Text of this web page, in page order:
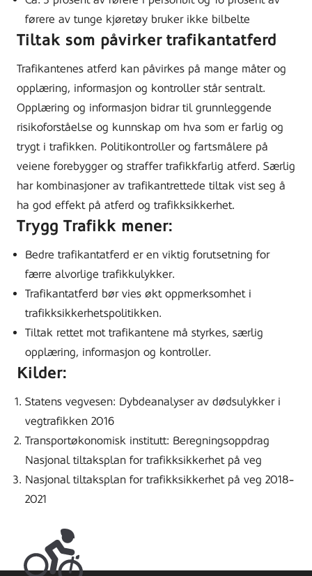
førere av tunge kjøretøy bruker ikke bilbelte
Tiltak som påvirker trafikantatferd
Trafikantenes atferd kan påvirkes på mange måter og
opplæring, informasjon og kontroller står sentralt.
Opplæring og informasjon bidrar til grunnleggende
risikoforståelse og kunnskap om hva som er farlig og
trygt i trafikken. Politikontroller og fartsmålere på
veiene forebygger og straffer trafikkfarlig atferd. Særlig
har kombinasjoner av trafikantrettede tiltak vist seg å
ha god effekt på atferd og trafikksikkerhet.
Trygg Trafikk mener:
Bedre trafikantatferd er en viktig forutsetning for
færre alvorlige trafikkulykker.
Trafikantatferd bør vies økt oppmerksomhet i
trafikksikkerhetspolitikken.
Tiltak rettet mot trafikantene må styrkes, særlig
opplæring, informasjon og kontroller.
Kilder:
Statens vegvesen: Dybdeanalyser av dødsulykker i
vegtrafikken 2016
Transportøkonomisk institutt: Beregningsoppdrag
Nasjonal tiltaksplan for trafikksikkerhet på veg
Nasjonal tiltaksplan for trafikksikkerhet på veg 2018-
2021